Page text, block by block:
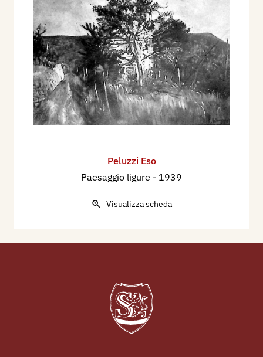
Peluzzi Eso
Paesaggio ligure - 1939
Visualizza scheda